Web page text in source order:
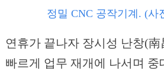
정밀 CNC 공작기계. (사
연휴가 끝나자 장시성 난창(
빠르게 업무 재개에 나서며 중